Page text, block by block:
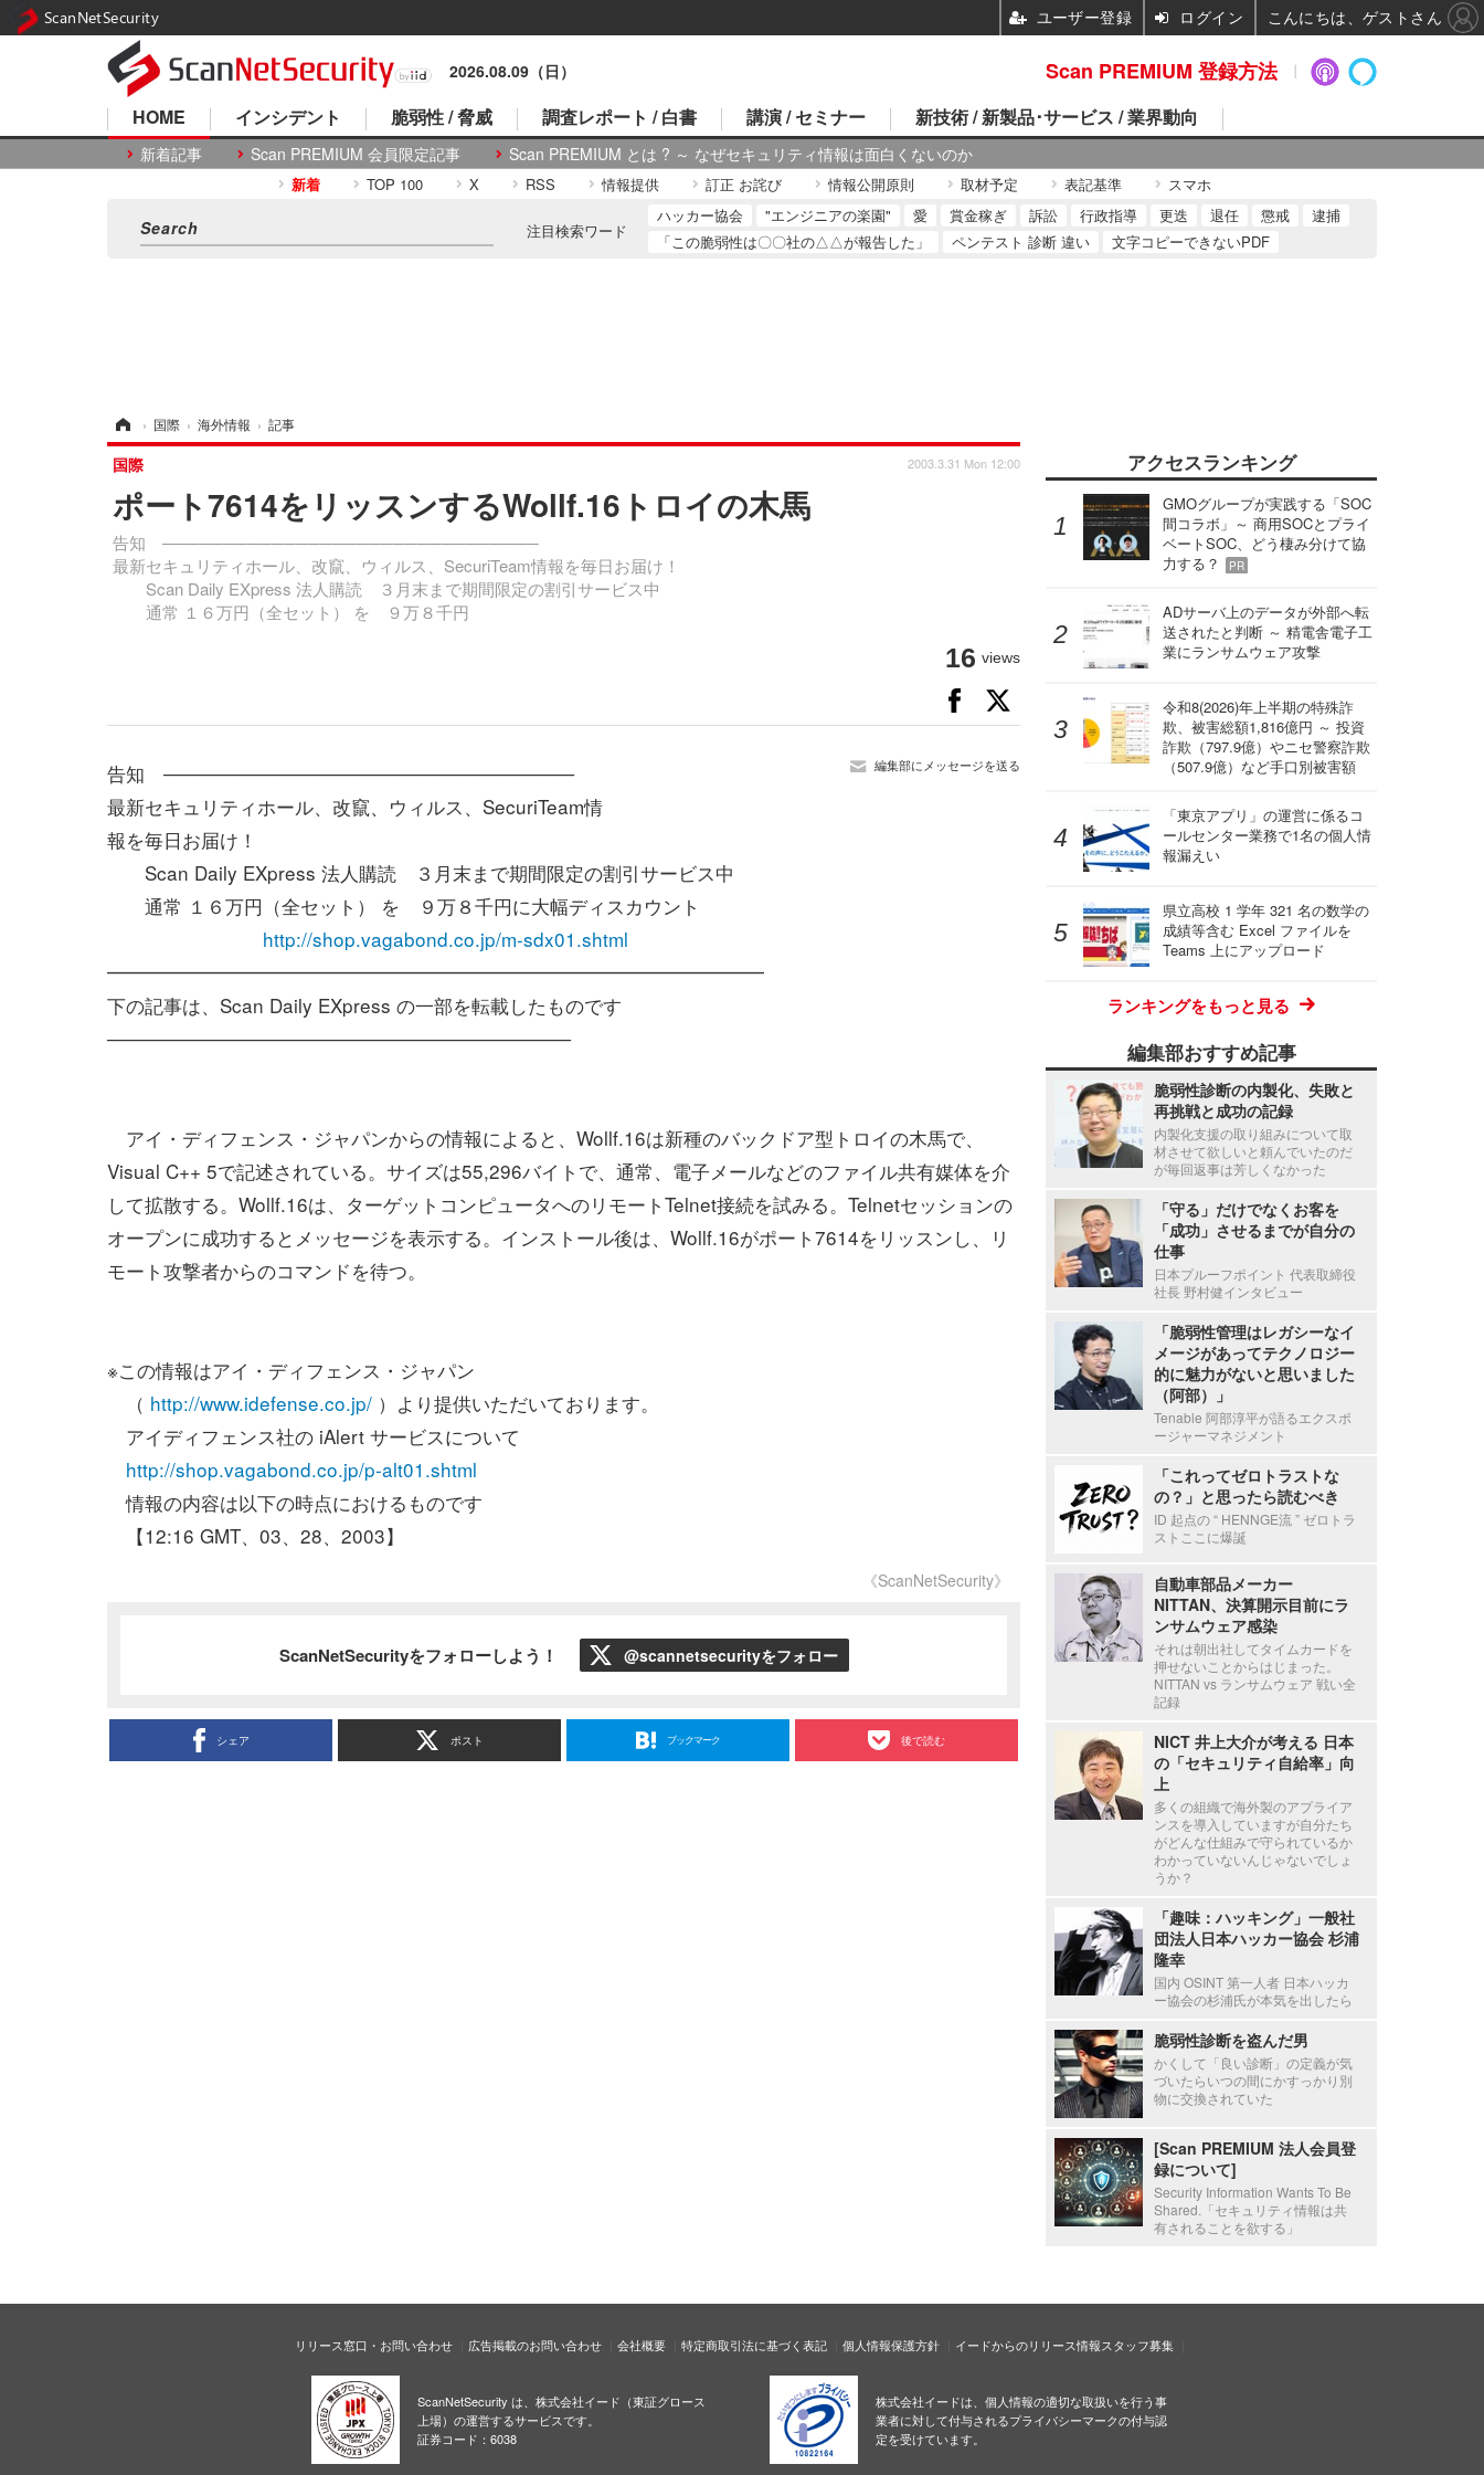
2026.08.09（日）
HOME
新着記事 Scan PREMIUM 会員限定記事 Scan PREMIUM とは ? ～ なぜセキュリティ情報は面白くないのか
インシデント 脆弱性 / 脅威 調査レポート / 白書 講演 / セミナー 新技術 / 新製品･サービス / 業界動向
新着 TOP 100 X RSS 情報提供 訂正 お詫び 情報公開原則 取材予定 表記基準 スマホ
注目検索ワード
ハッカー協会 "エンジニアの楽園" 愛 賞金稼ぎ 訴訟 行政指導 更迭 退任 懲戒
逮捕
「この脆弱性は〇〇社の△△が報告した」
ペンテスト 診断 違い 文字コピーできないPDF
› 国際 › 海外情報 › 記事
ポート7614をリッスンするWollf.16トロイの木馬
告知 ───────────────────────────────
最新セキュリティホール、改竄、ウィルス、SecuriTeam情報を毎日お届け！
Scan Daily EXpress 法人購読 ３月末まで期間限定の割引サービス中
通常 １６万円（全セット） を ９万８千円
国際 2003.3.31 Mon 12:00
16 views
編集部にメッセージを送る
告知 ───────────────────────────────
最新セキュリティホール、改竄、ウィルス、SecuriTeam情
報を毎日お届け！
Scan Daily EXpress 法人購読 ３月末まで期間限定の割引サービス中
通常 １６万円（全セット） を ９万８千円に大幅ディスカウント
http://shop.vagabond.co.jp/m-sdx01.shtml
━━━━━━━━━━━━━━━━━━━━━━━━━━━━━━━━━━━
下の記事は、Scan Daily EXpress の一部を転載したものです
───────────────────────────────────
アイ・ディフェンス・ジャパンからの情報によると、Wollf.16は新種のバックドア型トロイの木馬で、
Visual C++ 5で記述されている。サイズは55,296バイトで、通常、電子メールなどのファイル共有媒体を介
して拡散する。Wollf.16は、ターゲットコンピュータへのリモートTelnet接続を試みる。Telnetセッションの
オープンに成功するとメッセージを表示する。インストール後は、Wollf.16がポート7614をリッスンし、リ
モート攻撃者からのコマンドを待つ。
※この情報はアイ・ディフェンス・ジャパン
（ http://www.idefense.co.jp/ ）より提供いただいております。
アイディフェンス社の iAlert サービスについて
http://shop.vagabond.co.jp/p-alt01.shtml
情報の内容は以下の時点におけるものです
【12:16 GMT、03、28、2003】
《ScanNetSecurity》
ScanNetSecurityをフォローしよう！ @scannetsecurityをフォロー
シェア ポスト ブックマーク 後で読む
アクセスランキング
GMOグループが実践する「SOC
間コラボ」～ 商用SOCとプライ
ベートSOC、どう棲み分けて協
力する？
PR
ADサーバ上のデータが外部へ転
送されたと判断 ～ 精電舎電子工
業にランサムウェア攻撃
令和8(2026)年上半期の特殊詐
欺、被害総額1,816億円 ～ 投資
詐欺（797.9億）やニセ警察詐欺
（507.9億）など手口別被害額
「東京アプリ」の運営に係るコ
ールセンター業務で1名の個人情
報漏えい
県立高校 1 学年 321 名の数学の
成績等含む Excel ファイルを
Teams 上にアップロード
ランキングをもっと見る
編集部おすすめ記事
脆弱性診断の内製化、失敗と
再挑戦と成功の記録
内製化支援の取り組みについて取
材させて欲しいと頼んでいたのだ
が毎回返事は芳しくなかった
「守る」だけでなくお客を
「成功」させるまでが自分の
仕事
日本プルーフポイント 代表取締役
社長 野村健インタビュー
「脆弱性管理はレガシーなイ
メージがあってテクノロジー
的に魅力がないと思いました
（阿部）」
Tenable 阿部淳平が語るエクスポ
ージャーマネジメント
「これってゼロトラストな
の？」と思ったら読むべき
ID 起点の “ HENNGE流 ” ゼロトラ
ストここに爆誕
自動車部品メーカー
NITTAN、決算開示目前にラ
ンサムウェア感染
それは朝出社してタイムカードを
押せないことからはじまった。
NITTAN vs ランサムウェア 戦い全
記録
NICT 井上大介が考える 日本
の「セキュリティ自給率」向
上
多くの組織で海外製のアプライア
ンスを導入していますが自分たち
がどんな仕組みで守られているか
わかっていないんじゃないでしょ
うか？
「趣味：ハッキング」一般社
団法人日本ハッカー協会 杉浦
隆幸
国内 OSINT 第一人者 日本ハッカ
ー協会の杉浦氏が本気を出したら
脆弱性診断を盗んだ男
かくして「良い診断」の定義が気
づいたらいつの間にかすっかり別
物に交換されていた
[Scan PREMIUM 法人会員登
録について]
Security Information Wants To Be
Shared.「セキュリティ情報は共
有されることを欲する」
リリース窓口・お問い合わせ 広告掲載のお問い合わせ 会社概要 特定商取引法に基づく表記 個人情報保護方針 イードからのリリース情報スタッフ募集
ScanNetSecurity は、株式会社イード（東証グロース
上場）の運営するサービスです。
証券コード：6038
株式会社イードは、個人情報の適切な取扱いを行う事
業者に対して付与されるプライバシーマークの付与認
定を受けています。
Scan PREMIUM 登録方法
ScanNetSecurity ユーザー登録 ログイン こんにちは、ゲストさん